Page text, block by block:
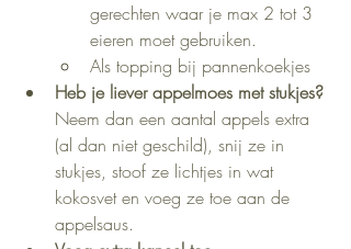
gerechten waar je max 2 tot 3
eieren moet gebruiken.
Als topping bij pannenkoekjes
Heb je liever appelmoes met stukjes?
Neem dan een aantal appels extra
(al dan niet geschild), snij ze in
stukjes, stoof ze lichtjes in wat
kokosvet en voeg ze toe aan de
appelsaus.